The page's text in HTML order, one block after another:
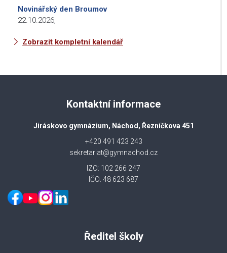
Novinářský den Broumov
22.10.2026,
Zobrazit kompletní kalendář
Kontaktní informace
Jiráskovo gymnázium, Náchod, Řezníčkova 451
+420 491 423 243
sekretariat@gymnachod.cz
IZO: 102 266 247
IČO: 48 623 687
Ředitel školy